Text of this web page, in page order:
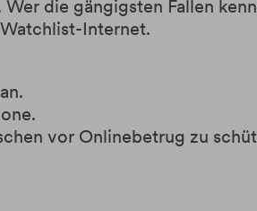
die gängigsten Fallen
Internet.
vor Onlinebetrug zu